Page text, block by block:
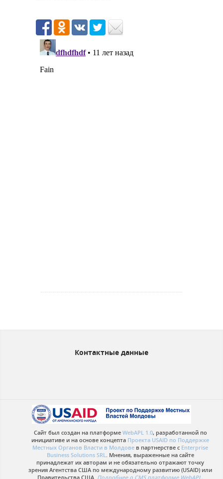
Контактные данные
Сайт был создан на платформе WebAPL 1.0, разработанной по
инициативе и на основе концепта Проекта USAID по Поддержке
Местных Органов Власти в Молдове в партнерстве с Enterprise
Business Solutions SRL. Мнения, выраженные на сайте
принадлежат их авторам и не обязательно отражают точку
зрения Агентства США по международному развитию (USAID) или
Правительства США. Подробнее о CMS платформе WebAPL.